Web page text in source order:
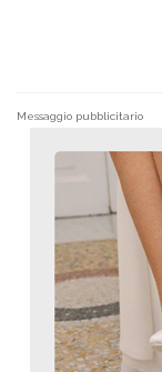
Messaggio pubblicitario